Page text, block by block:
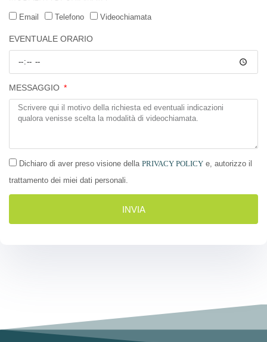
Email Telefono Videochiamata
EVENTUALE ORARIO
MESSAGGIO
Dichiaro di aver preso visione della PRIVACY POLICY e, autorizzo il
trattamento dei miei dati personali.
INVIA